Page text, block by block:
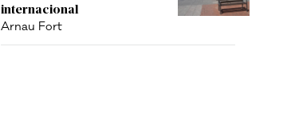
internacional
Arnau Fort